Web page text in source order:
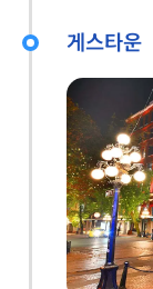
게스타운